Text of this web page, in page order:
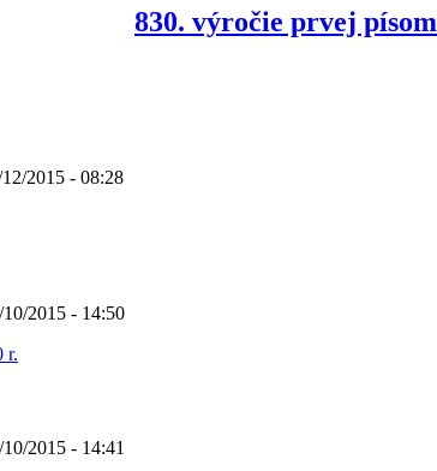
830. výročie prvej
2015 - 08:28
10/2015 - 14:50
r.
2015 - 14:41